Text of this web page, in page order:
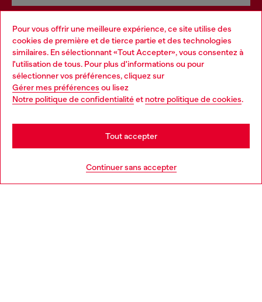
Pour vous offrir une meilleure expérience, ce site utilise des
cookies de première et de tierce partie et des technologies
similaires. En sélectionnant «Tout Accepter», vous consentez à
l'utilisation de tous. Pour plus d'informations ou pour
sélectionner vos préférences, cliquez sur
Gérer mes préférences ou lisez
Notre politique de confidentialitéet notre politique de cookies.
Continuer sans accepter
Tout accepter
Services omnicanaux
Découvrez tous nos services, en ligne et en magasin.
En savoir plus
Choose your location
You are currently browsing Belgique website, but it seems you
may be based in United States